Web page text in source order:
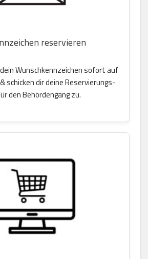
reservieren
Wunschkennzeichen sofort auf
schicken dir deine Reservierungs-
den Behördengang zu.